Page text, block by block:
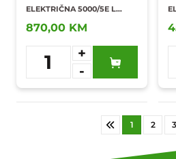
ELEKTRIČNA 5000/5E L
COMFORT
870,00 KM
1
+
-
Dodaj u
omiljene
1 2 3